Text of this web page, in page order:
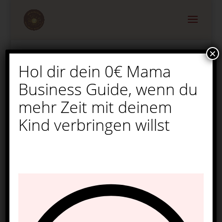
111 gesunde
Kindergerichte für den
Sommer
vonMelina |Feb. 21, 2026|Rezepte |
Kommentare
Hol dir dein 0€ Mama
Business Guide, wenn du
mehr Zeit mit deinem
Kind verbringen willst
×